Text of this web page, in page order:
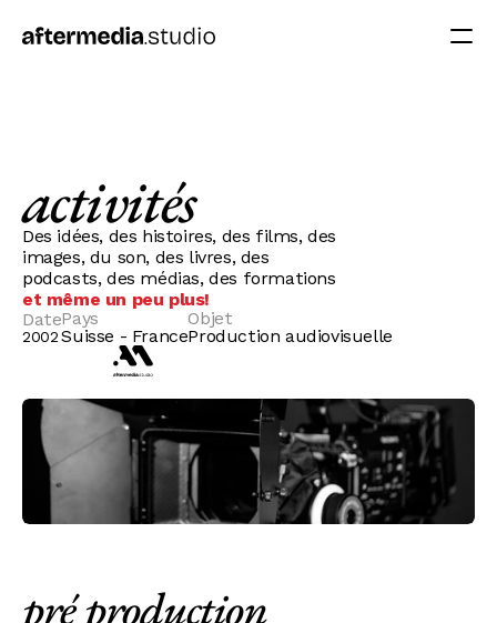
activités
Des idées, des histoires, des films, des
images, du son, des livres, des
podcasts, des médias, des formations
et même un peu plus!
Date
2002
Pays
Suisse - France
Objet
Production audiovisuelle
pré production